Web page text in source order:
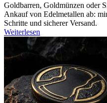
Goldbarren, Goldmünzen oder
Ankauf von Edelmetallen ab:
Schritte und sicherer Versand.
Weiterlesen